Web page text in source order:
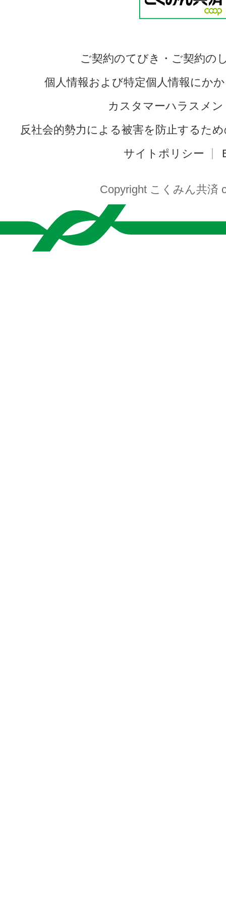
ご契約のてびき・ご契約の
個人情報および特定個人情報にか
カスタマーハラスメ
反社会的勢力による被害を防止するた
サイトポリシー
Copyright こくみん共済